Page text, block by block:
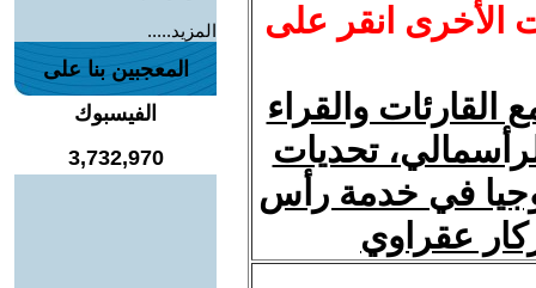
الأخرى انقر على
والقراء
تحديات
في خدمة رأس
عقراوي
المزيد.....
المعجبين بنا على
الفيسبوك
3,732,970